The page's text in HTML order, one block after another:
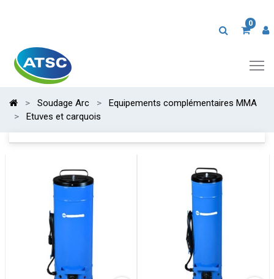
0
Soudage Arc
Equipements complémentaires MMA
Etuves et carquois